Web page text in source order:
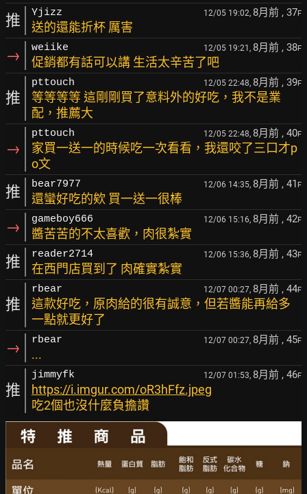
推 Yjizz 12/05 19:02, 8月前 , 37F
送的還能折杯 厲害
→ weiike 12/05 19:21, 8月前 , 38F
促銷都有話可以講 生活太辛苦了吧
推
pttouch 12/05 22:48, 8月前 , 39F
等等等等 這剛剛買了意料外的好吃，我不是業
配，推薦大
→
pttouch 12/05 22:48, 8月前 , 40F
家買一送一的時候吃一次看看，我還咬了三口才p
o文
推 bear7977 12/06 14:35, 8月前 , 41 F
還蠻好吃的欸 買一送一很棒
→ gameboy666 12/06 15:16, 8月前 , 42F
醬苦苦的不太喜歡，肉很紮實
推 reader2714 12/06 15:36, 8月前 , 43F
在西門店買到了 肉確實紮實
推
rbear 12/07 00:27, 8月前 , 44F
這款好吃，原肉給的很有誠意，但若醬能再給多
一點就更好了
→ rbear 12/07 00:27, 8月前 , 45F
...
推
jimmyfk 12/07 01:53, 8月前 , 46F
https://i.imgur.com/oR3hFfz.jpeg
吃2個也沒什麼負擔讚